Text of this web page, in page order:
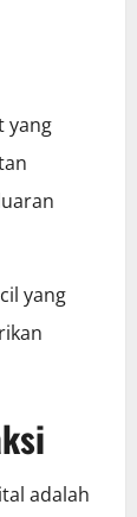
yang
yang
adalah